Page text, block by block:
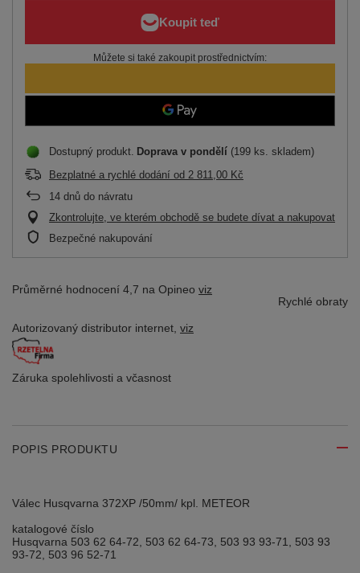
Můžete si také zakoupit prostřednictvím:
Dostupný produkt Doprava v pondělí (199 ks. skladem)
Bezplatné a rychlé dodání od 2 811,00 Kč
14 dnů do návratu
Zkontrolujte, ve kterém obchodě se budete dívat a nakupovat
Bezpečné nakupování
Průměrné hodnocení 4,7 na Opineo viz
Rychlé obraty
Autorizovaný distributor internet, viz
Záruka spolehlivosti a včasnost
POPIS PRODUKTU
Válec Husqvarna 372XP /50mm/ kpl. METEOR
katalogové číslo
Husqvarna 503 62 64-72, 503 62 64-73, 503 93 93-71, 503 93
93-72, 503 96 52-71